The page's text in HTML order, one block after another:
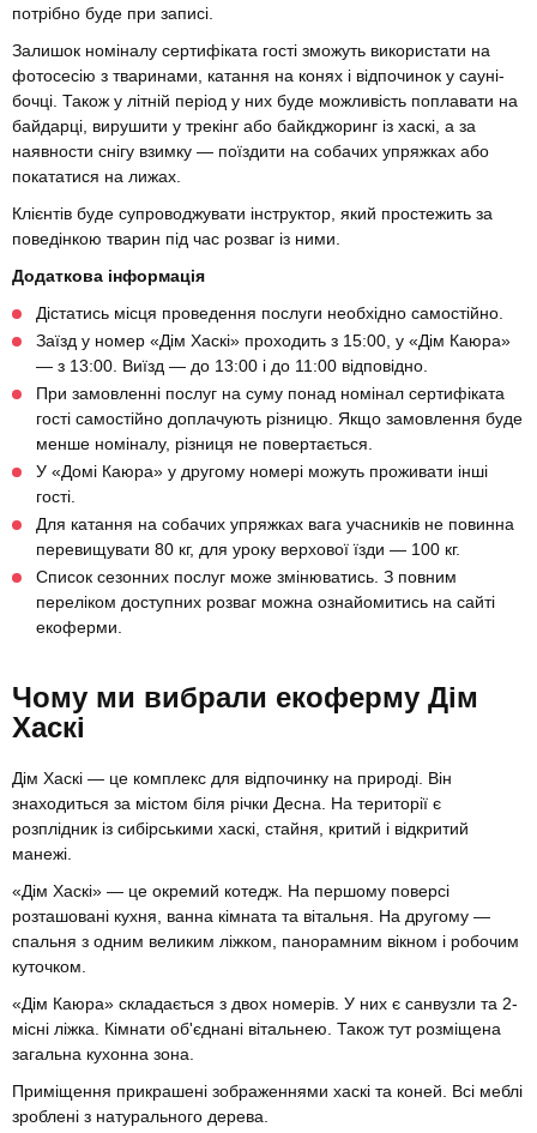
потрібно буде при записі.
Залишок номіналу сертифіката гості зможуть використати на
фотосесію з тваринами, катання на конях і відпочинок у сауні-
бочці. Також у літній період у них буде можливість поплавати на
байдарці, вирушити у трекінг або байкджоринг із хаскі, а за
наявности снігу взимку — поїздити на собачих упряжках або
покататися на лижах.
Клієнтів буде супроводжувати інструктор, який простежить за
поведінкою тварин під час розваг із ними.
Додаткова інформація
Дістатись місця проведення послуги необхідно самостійно.
Заїзд у номер «Дім Хаскі» проходить з 15:00, у «Дім Каюра»
— з 13:00. Виїзд — до 13:00 і до 11:00 відповідно.
При замовленні послуг на суму понад номінал сертифіката
гості самостійно доплачують різницю. Якщо замовлення буде
менше номіналу, різниця не повертається.
У «Домі Каюра» у другому номері можуть проживати інші
гості.
Для катання на собачих упряжках вага учасників не повинна
перевищувати 80 кг, для уроку верхової їзди — 100 кг.
Список сезонних послуг може змінюватись. З повним
переліком доступних розваг можна ознайомитись на сайті
екоферми.
Чому ми вибрали екоферму Дім
Хаскі
Дім Хаскі — це комплекс для відпочинку на природі. Він
знаходиться за містом біля річки Десна. На території є
розплідник із сибірськими хаскі, стайня, критий і відкритий
манежі.
«Дім Хаскі» — це окремий котедж. На першому поверсі
розташовані кухня, ванна кімната та вітальня. На другому —
спальня з одним великим ліжком, панорамним вікном і робочим
куточком.
«Дім Каюра» складається з двох номерів. У них є санвузли та 2-
місні ліжка. Кімнати об'єднані вітальнею. Також тут розміщена
загальна кухонна зона.
Приміщення прикрашені зображеннями хаскі та коней. Всі меблі
зроблені з натурального дерева.